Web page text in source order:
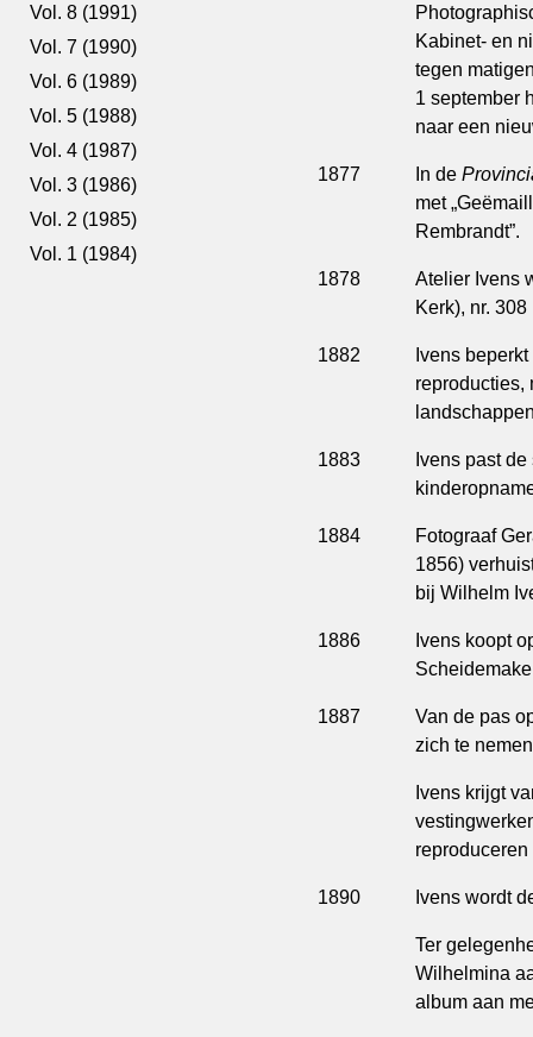
Vol. 8 (1991)
Vol. 7 (1990)
Vol. 6 (1989)
Vol. 5 (1988)
Vol. 4 (1987)
Vol. 3 (1986)
Vol. 2 (1985)
Vol. 1 (1984)
Kabinet- en
tegen
1 september
naar een
1877 In de
met
Rembrandt”.
1878
Atelier Ivens
Kerk), nr.
1882
Ivens
reproducties,
1883
Ivens past
1884
Fotograaf
1856)
bij Wilhelm
1886
Ivens koopt
1887
Van de pas
zich te
Ivens krijgt
1890 Ivens wordt
Ter
Wilhelmina
album aan